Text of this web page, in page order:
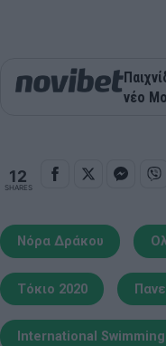
νέο
12
SHARES
Νόρα Δράκου
Τόκιο 2020
International